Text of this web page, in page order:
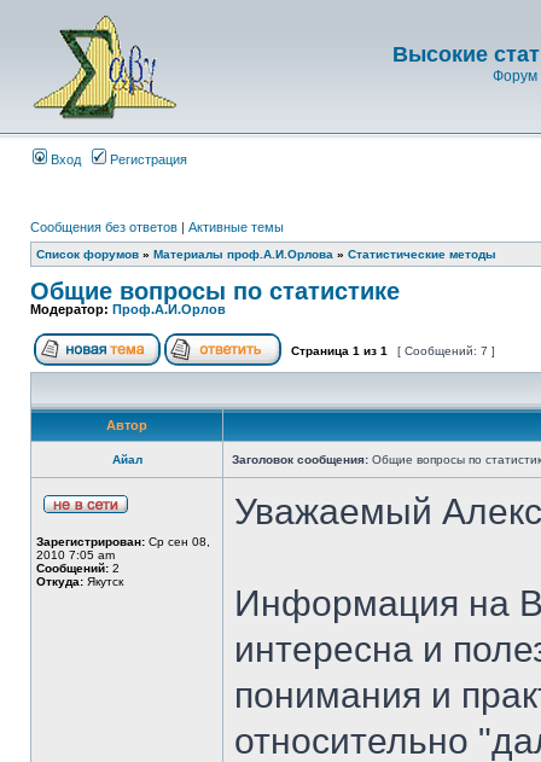
Высокие
Форум
Вход Регистрация
Сообщения без ответов | Активные темы
Список форумов » Материалы проф.А.И.Орлова » Статистические методы
Общие вопросы по статистике
Модератор: Проф.А.И.Орлов
Страница 1 из 1 [ Сообщений: 7 ]
Автор
Айал Заголовок сообщения: Общие вопросы по
Зарегистрирован: Ср сен 08,
2010 7:05 am
Сообщений: 2
Откуда: Якутск
Уважаемый
Информация на
интересна и
понимания и
относительно